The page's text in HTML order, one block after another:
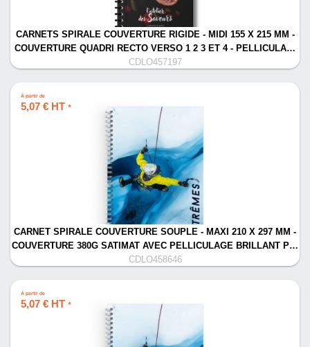
CARNETS SPIRALE COUVERTURE RIGIDE - MIDI 155 X 215 MM -
COUVERTURE QUADRI RECTO VERSO 1 2 3 ET 4 - PELLICULA…
CDLO457197
À partir de
5,07 € HT *
CARNET SPIRALE COUVERTURE SOUPLE - MAXI 210 X 297 MM -
COUVERTURE 380G SATIMAT AVEC PELLICULAGE BRILLANT P…
CDLO458646
À partir de
5,07 € HT *